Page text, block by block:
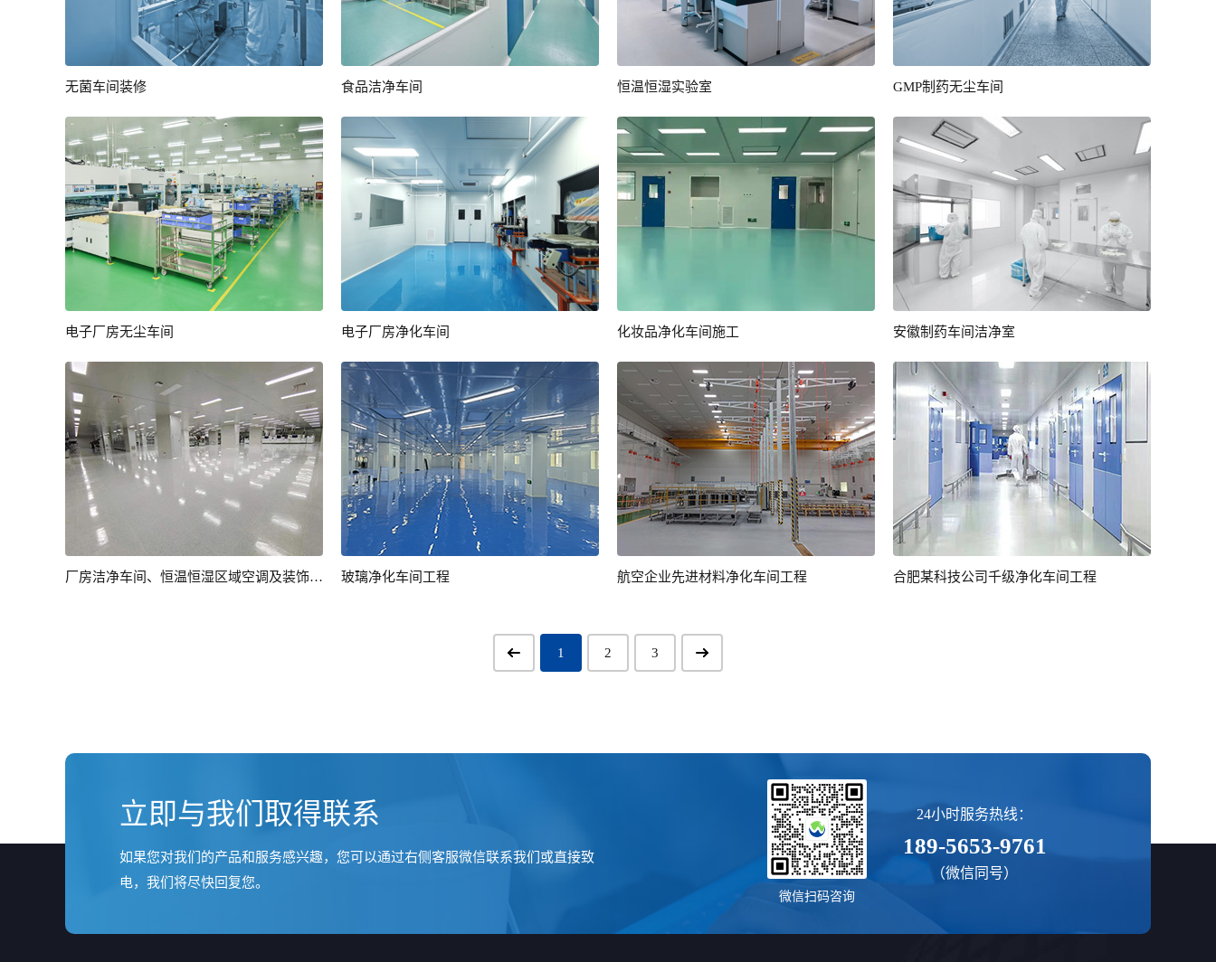
无菌车间装修 食品洁净车间 恒温恒湿实验室 GMP制药无尘车间
电子厂房无尘车间 电子厂房净化车间 化妆品净化车间施工 安徽制药车间洁净室
厂房洁净车间、恒温恒湿区域空调及装饰工程 玻璃净化车间工程 航空企业先进材料净化车间工程 合肥某科技公司千级净化车间工程
1 2 3
立即与我们取得联系
如果您对我们的产品和服务感兴趣，您可以通过右侧客服微信联系我们或直接致
电，我们将尽快回复您。
微信扫码咨询
24小时服务热线：
189-5653-9761
（微信同号）